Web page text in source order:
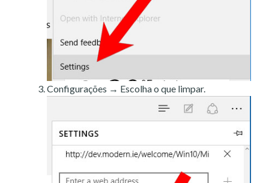
Configurações → Escolha o que limpar.